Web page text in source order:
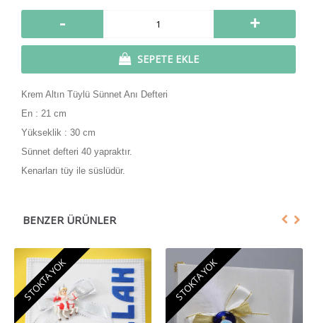
- +
SEPETE EKLE
Krem Altın Tüylü Sünnet Anı Defteri
En : 21 cm
Yükseklik : 30 cm
Sünnet defteri 40 yapraktır.
Kenarları tüy ile süslüdür.
BENZER ÜRÜNLER
STOKTA YOK STOKTA YOK